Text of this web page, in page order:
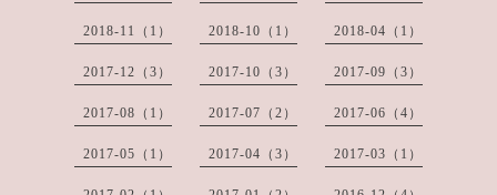
2018-11（1） 2018-10（1） 2018-04（1）
2017-12（3） 2017-10（3） 2017-09（3）
2017-08（1） 2017-07（2） 2017-06（4）
2017-05（1） 2017-04（3） 2017-03（1）